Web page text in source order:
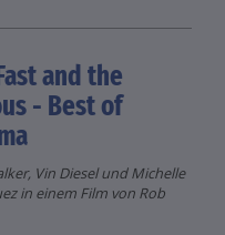
and the
- Best of
Vin Diesel und Michelle
in einem Film von Rob